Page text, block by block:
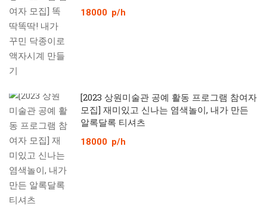
18000 p/h
[2023 상원미술관 공예 활동 프로그램 참여자
모집] 재미있고 신나는 염색놀이, 내가 만든
알록달록 티셔츠
18000 p/h